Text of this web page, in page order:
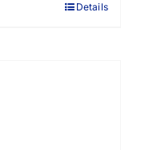
Details